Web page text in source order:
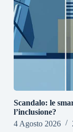
Scandalo: le
l’inclusione?
4 Agosto 2026